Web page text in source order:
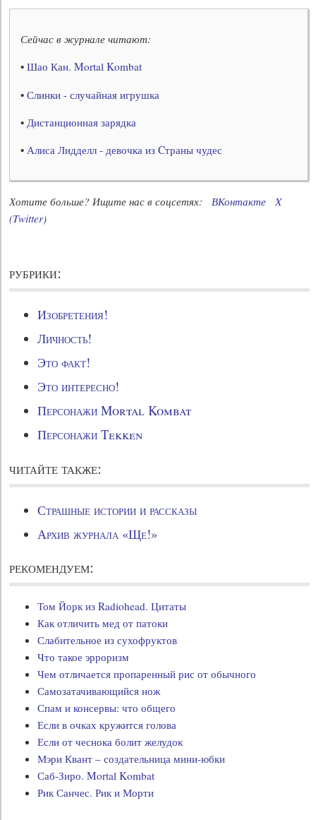
Сейчас в журнале читают:
•Шао Кан. Mortal Kombat
•Слинки - случайная игрушка
• Дистанционная зарядка
•Алиса Лидделл - девочка из Cтраны чудес
Хотите больше? Ищите нас в соцсетях:ВКонтакте
X
(Twitter)
рубрики:
Изобретения!
Личность!
Это факт!
Это интересно!
Персонажи Mortal Kombat
Персонажи Tekken
читайте также:
Страшные истории и рассказы
Архив журнала «Ще!»
рекомендуем:
Том Йорк из Radiohead. Цитаты
Как отличить мед от патоки
Слабительное из сухофруктов
Что такое эрроризм
Чем отличается пропаренный рис от обычного
Самозатачивающийся нож
Спам и консервы: что общего
Если в очках кружится голова
Если от чеснока болит желудок
Мэри Квант – создательница мини-юбки
Саб-Зиро. Mortal Kombat
Рик Санчес. Рик и Морти